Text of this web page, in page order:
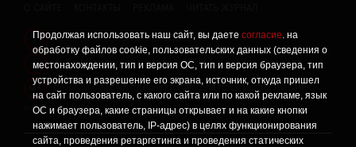
Продолжая использовать наш сайт, вы даете согласие. на
обработку файлов cookie, пользовательских данных (сведения о
местонахождении, тип и версия ОС, тип и версия браузера, тип
устройства и разрешение его экрана, источник, откуда пришел
на сайт пользователь, с какого сайта или по какой рекламе, язык
ОС и браузера, какие страницы открывает и на какие кнопки
нажимает пользователь, IP-адрес) в целях функционирования
сайта, проведения ретаргетинга и проведения статических
! Политика конфиденциальности
! Информация о проведении СОУТ
Данный сайт не предназначен для просмотра лицам
младше 16 лет.